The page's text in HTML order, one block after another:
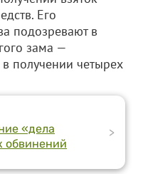
Его
подозревают в
зама —
получении четырех
«дела
обвинений
>